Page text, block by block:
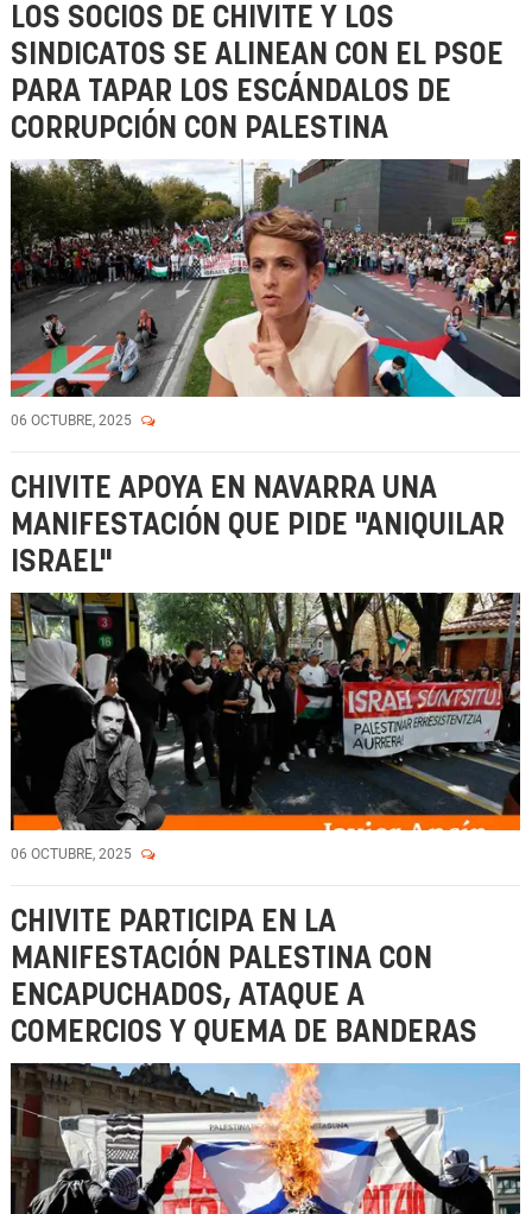
LOS SOCIOS DE CHIVITE Y LOS
SINDICATOS SE ALINEAN CON EL PSOE
PARA TAPAR LOS ESCÁNDALOS DE
CORRUPCIÓN CON PALESTINA
06 OCTUBRE, 2025
CHIVITE APOYA EN NAVARRA UNA
MANIFESTACIÓN QUE PIDE "ANIQUILAR
ISRAEL"
06 OCTUBRE, 2025
CHIVITE PARTICIPA EN LA
MANIFESTACIÓN PALESTINA CON
ENCAPUCHADOS, ATAQUE A
COMERCIOS Y QUEMA DE BANDERAS